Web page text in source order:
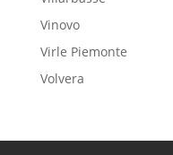
Vinovo
Virle Piemonte
Volvera